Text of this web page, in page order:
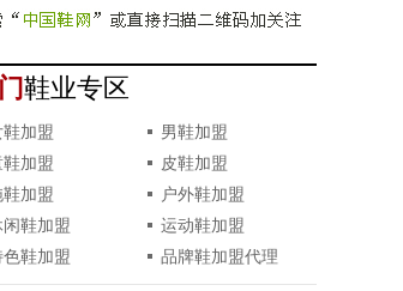
鞋业专区
鞋加盟
男鞋加盟
鞋加盟
皮鞋加盟
鞋加盟
户外鞋加盟
闲鞋加盟
运动鞋加盟
色鞋加盟
品牌鞋加盟代理